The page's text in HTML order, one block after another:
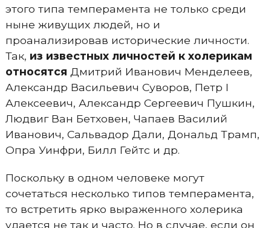
этого типа темперамента не только среди
ныне живущих людей, но и
проанализировав исторические личности.
Так, из известных личностей к холерикам
относятся Дмитрий Иванович Менделеев,
Александр Васильевич Суворов, Петр І
Алексеевич, Александр Сергеевич Пушкин,
Людвиг Ван Бетховен, Чапаев Василий
Иванович, Сальвадор Дали, Дональд Трамп,
Опра Уинфри, Билл Гейтс и др.
Поскольку в одном человеке могут
сочетаться несколько типов темперамента,
то встретить ярко выраженного холерика
удается не так и часто. Но в случае, если он